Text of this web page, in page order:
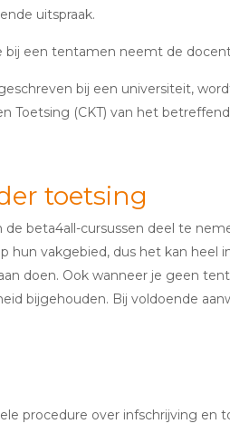
uitspraak.
bij een tentamen neemt de
bij een universiteit,
Toetsing (CKT) van het
toetsing
de beta4all-cursussen deel te
hun vakgebied, dus het kan heel
doen. Ook wanneer je geen
bijgehouden. Bij voldoende
procedure over infschrijving